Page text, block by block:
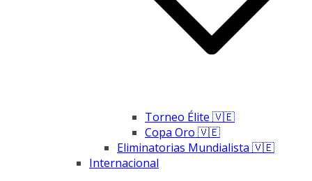
Torneo Élite 🇻🇪
Copa Oro 🇻🇪
Eliminatorias Mundialista 🇻🇪
Internacional